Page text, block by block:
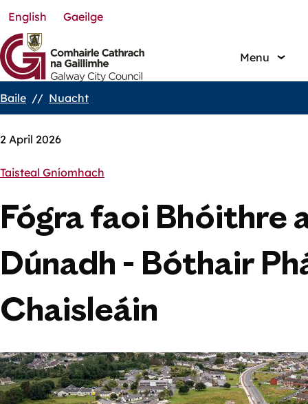
Skip
to
main
content
English Gaeilge
Menu
Breadcrumbs
Baile Nuacht
2 April 2026
Taisteal Gníomhach
Fógra faoi Bhóithre
Dúnadh - Bóthair
Chaisleáin